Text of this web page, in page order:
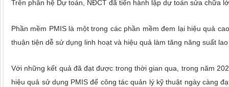
Trên phân hệ Dự toán, NĐCT đã tiến hành lập dự toán sửa chữa
Phần mềm PMIS là một trong các phần mềm đem lại hiệu quả
thuận tiện dễ sử dụng linh hoạt và hiệu quả làm tăng năng suất
Với những kết quả đã đạt được trong thời gian qua, trong năm
hiệu quả sử dụng PMIS để công tác quản lý kỹ thuật ngày càng